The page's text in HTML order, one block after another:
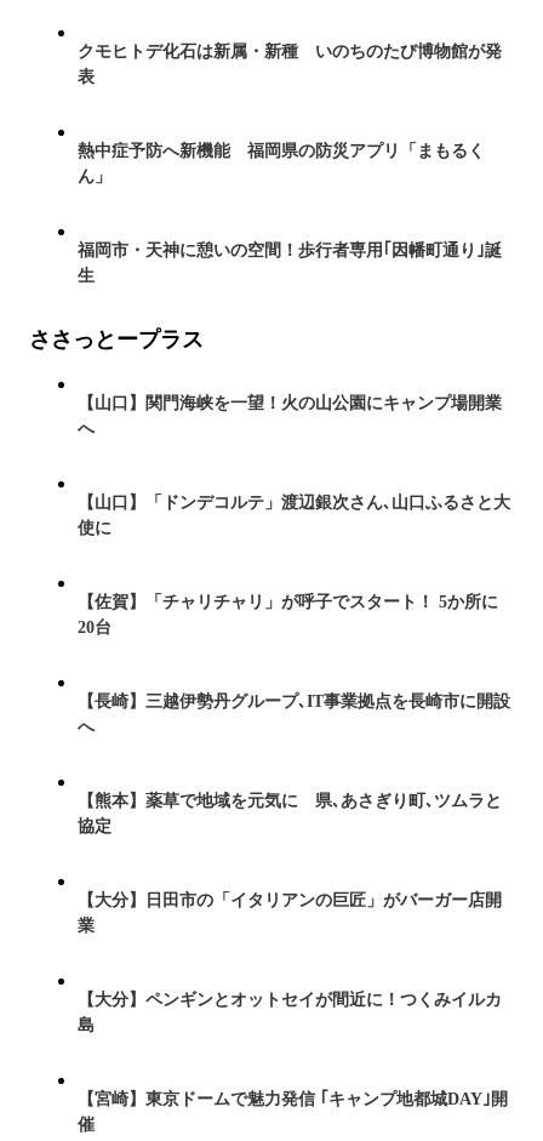
クモヒトデ化石は新属・新種 いのちのたび博物館が発
表
熱中症予防へ新機能 福岡県の防災アプリ「まもるく
ん」
福岡市・天神に憩いの空間！歩行者専用｢因幡町通り｣誕
生
ささっとープラス
【山口】関門海峡を一望！火の山公園にキャンプ場開業
へ
【山口】「ドンデコルテ」渡辺銀次さん､山口ふるさと大
使に
【佐賀】「チャリチャリ」が呼子でスタート！ 5か所に
20台
【長崎】三越伊勢丹グループ､IT事業拠点を長崎市に開設
へ
【熊本】薬草で地域を元気に 県､あさぎり町､ツムラと
協定
【大分】日田市の「イタリアンの巨匠」がバーガー店開
業
【大分】ペンギンとオットセイが間近に！つくみイルカ
島
【宮崎】東京ドームで魅力発信 ｢キャンプ地都城DAY｣開
催